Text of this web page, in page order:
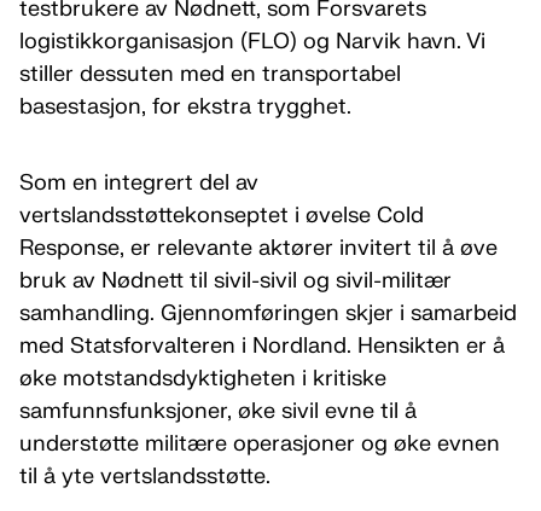
testbrukere av Nødnett, som Forsvarets
logistikkorganisasjon (FLO) og Narvik havn. Vi
stiller dessuten med en transportabel
basestasjon, for ekstra trygghet.
Som en integrert del av
vertslandsstøttekonseptet i øvelse Cold
Response, er relevante aktører invitert til å øve
bruk av Nødnett til sivil-sivil og sivil-militær
samhandling. Gjennomføringen skjer i samarbeid
med Statsforvalteren i Nordland. Hensikten er å
øke motstandsdyktigheten i kritiske
samfunnsfunksjoner, øke sivil evne til å
understøtte militære operasjoner og øke evnen
til å yte vertslandsstøtte.